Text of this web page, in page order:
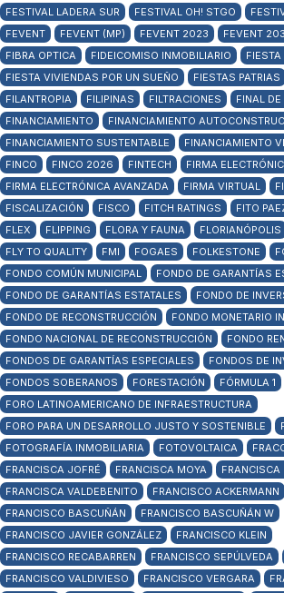
FESTIVAL LADERA SUR
FESTIVAL OH! STGO
FEVENT
FEVENT (MP) FEVENT 2023 FEVENT 203
FIBRA OPTICA
FIDEICOMISO INMOBILIARIO
FIESTA VIVIENDAS POR UN SUEÑO
FIESTAS PATRIAS
FILANTROPIA
FILIPINAS FILTRACIONES
FINAL
FINANCIAMIENTO
FINANCIAMIENTO
FINANCIAMIENTO SUSTENTABLE
FINANCIAMIENTO
FINCO
FINCO 2026 FINTECH
FIRMA
FIRMA ELECTRÓNICA AVANZADA
FIRMA VIRTUAL
FISCALIZACIÓN
FISCO FITCH RATINGS FITO
FLEX
FLIPPING FLORA Y FAUNA FLORIANÓPOLIS
FLY TO QUALITY
FMI FOGAES FOLKESTONE
FONDO COMÚN MUNICIPAL
FONDO DE GARANTÍAS
FONDO DE GARANTÍAS ESTATALES
FONDO DE
FONDO DE RECONSTRUCCIÓN
FONDO MONETARIO
FONDO NACIONAL DE RECONSTRUCCIÓN
FONDO
FONDOS DE GARANTÍAS ESPECIALES
FONDOS DE
FONDOS SOBERANOS
FORESTACIÓN
FÓRMULA 1
FORO LATINOAMERICANO DE INFRAESTRUCTURA
FORO PARA UN DESARROLLO JUSTO Y SOSTENIBLE
FOTOGRAFÍA INMOBILIARIA
FOTOVOLTAICA
FRANCISCA JOFRÉ
FRANCISCA MOYA
FRANCISCA
FRANCISCA VALDEBENITO
FRANCISCO ACKERMANN
FRANCISCO BASCUÑÁN
FRANCISCO BASCUÑÁN W
FRANCISCO JAVIER GONZÁLEZ
FRANCISCO KLEIN
FRANCISCO RECABARREN
FRANCISCO SEPÚLVEDA
FRANCISCO VALDIVIESO
FRANCISCO VERGARA